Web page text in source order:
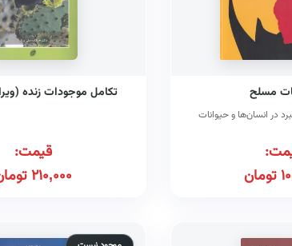
مسلح
در انسان‌ها و حیوانات
تومان
تکامل موجودات زنده
قیمت:
210,000